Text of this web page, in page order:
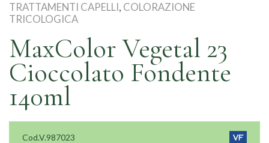
TRATTAMENTI CAPELLI, COLORAZIONE
TRICOLOGICA
MaxColor Vegetal 23
Cioccolato Fondente
140ml
Cod.V.987023